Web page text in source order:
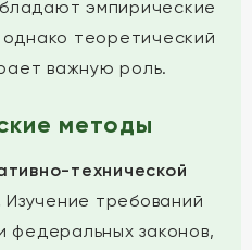
эмпирические
теоретический
важную роль.
методы
технической
Изучение требований
законов,